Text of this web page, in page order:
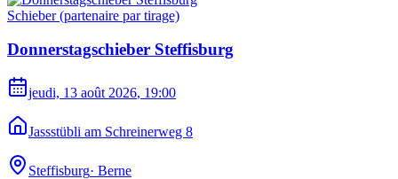
Schieber (partenaire par tirage)
Donnerstagschieber Steffisburg
jeudi, 13 août 2026, 19:00
Jassstübli am Schreinerweg 8
Steffisburg· Berne